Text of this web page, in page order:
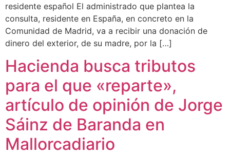
residente español El administrado que plantea la
consulta, residente en España, en concreto en la
Comunidad de Madrid, va a recibir una donación de
dinero del exterior, de su madre, por la […]
Hacienda busca tributos
para el que «reparte»,
artículo de opinión de Jorge
Sáinz de Baranda en
Mallorcadiario